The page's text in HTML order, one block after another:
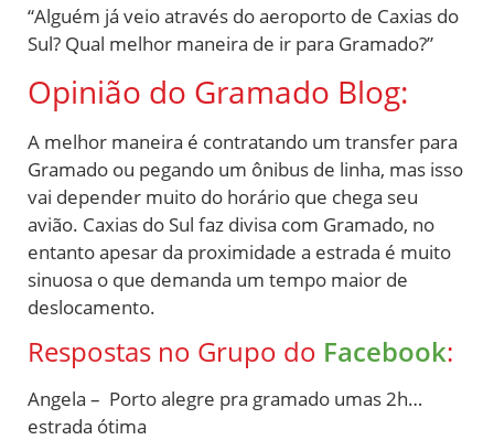
“Alguém já veio através do aeroporto de Caxias do
Sul? Qual melhor maneira de ir para Gramado?”
Opinião do Gramado Blog:
A melhor maneira é contratando um transfer para
Gramado ou pegando um ônibus de linha, mas isso
vai depender muito do horário que chega seu
avião. Caxias do Sul faz divisa com Gramado, no
entanto apesar da proximidade a estrada é muito
sinuosa o que demanda um tempo maior de
deslocamento.
Respostas no Grupo do Facebook:
Angela – Porto alegre pra gramado umas 2h…
estrada ótima